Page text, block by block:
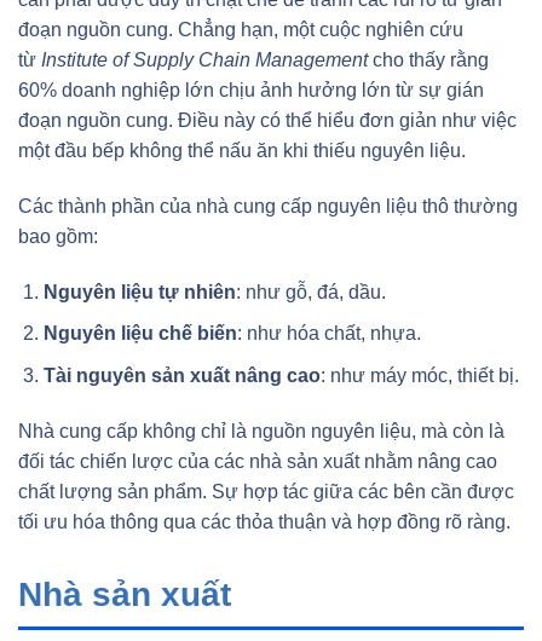
đoạn nguồn cung. Chẳng hạn, một cuộc nghiên cứu
từ Institute of Supply Chain Managementcho thấy rằng
60% doanh nghiệp lớn chịu ảnh hưởng lớn từ sự gián
đoạn nguồn cung. Điều này có thể hiểu đơn giản như việc
một đầu bếp không thể nấu ăn khi thiếu nguyên liệu.
Các thành phần của nhà cung cấp nguyên liệu thô thường
bao gồm:
Nguyên liệu tự nhiên: như gỗ, đá, dầu.
Nguyên liệu chế biến: như hóa chất, nhựa.
Tài nguyên sản xuất nâng cao: như máy móc, thiết bị.
Nhà cung cấp không chỉ là nguồn nguyên liệu, mà còn là
đối tác chiến lược của các nhà sản xuất nhằm nâng cao
chất lượng sản phẩm. Sự hợp tác giữa các bên cần được
tối ưu hóa thông qua các thỏa thuận và hợp đồng rõ ràng.
Nhà sản xuất